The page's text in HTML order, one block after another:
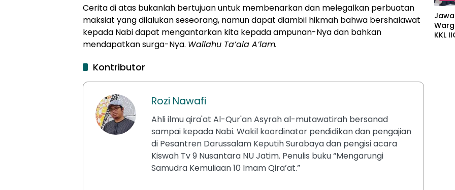
Cerita di atas bukanlah bertujuan untuk membenarkan dan melegalkan perbuatan
maksiat yang dilalukan seseorang, namun dapat diambil hikmah bahwa bershalawat
kepada Nabi dapat mengantarkan kita kepada ampunan-Nya dan bahkan
mendapatkan surga-Nya. Wallahu Ta’ala A’lam.
Kontributor
Rozi Nawafi
Ahli ilmu qira'at Al-Qur'an Asyrah al-mutawatirah bersanad
sampai kepada Nabi. Wakil koordinator pendidikan dan pengajian
di Pesantren Darussalam Keputih Surabaya dan pengisi acara
Kiswah Tv 9 Nusantara NU Jatim. Penulis buku “Mengarungi
Samudra Kemuliaan 10 Imam Qira’at.”
KKL